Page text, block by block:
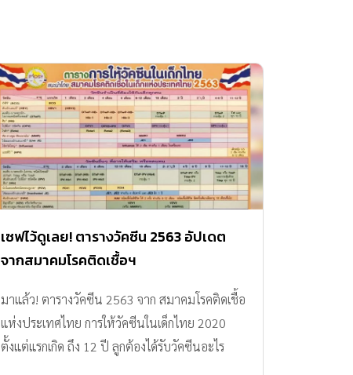
เซฟไว้ดูเลย! ตารางวัคซีน 2563 อัปเดต
จากสมาคมโรคติดเชื้อฯ
มาแล้ว! ตารางวัคซีน 2563 จาก สมาคมโรคติดเชื้อ
แห่งประเทศไทย การให้วัคซีนในเด็กไทย 2020
ตั้งแต่แรกเกิด ถึง 12 ปี ลูกต้องได้รับวัคซีนอะไร